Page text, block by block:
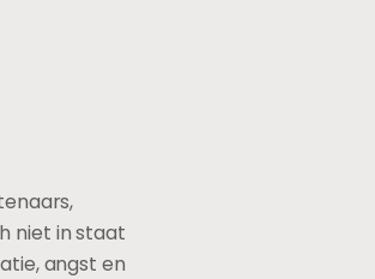
niet in staat
angst en